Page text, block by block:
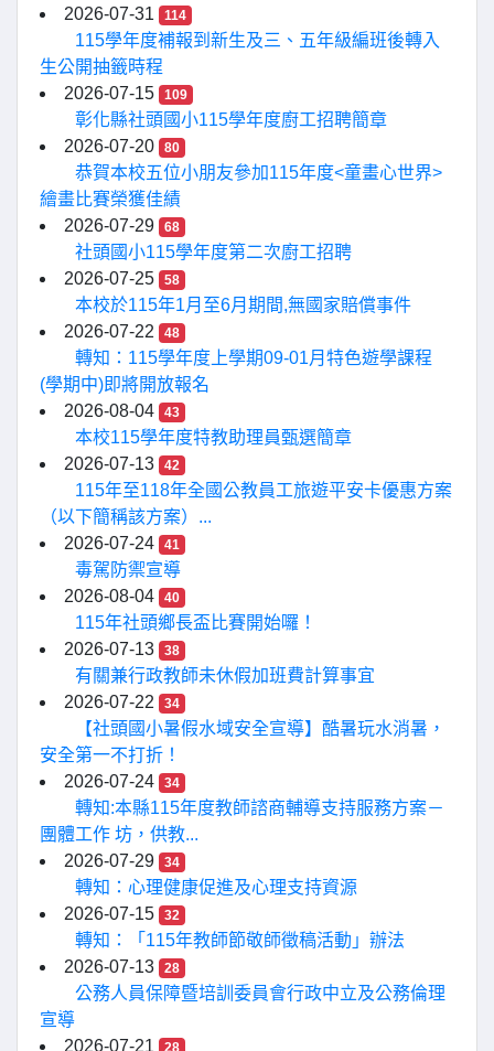
2026-07-31
114
115學年度補報到新生及三、五年級編班後轉入
生公開抽籤時程
2026-07-15
109
彰化縣社頭國小115學年度廚工招聘簡章
2026-07-20
80
恭賀本校五位小朋友參加115年度<童畫心世界>
繪畫比賽榮獲佳績
2026-07-29
68
社頭國小115學年度第二次廚工招聘
2026-07-25
58
本校於115年1月至6月期間,無國家賠償事件
2026-07-22
48
轉知：115學年度上學期09-01月特色遊學課程
(學期中)即將開放報名
2026-08-04
43
本校115學年度特教助理員甄選簡章
2026-07-13
42
115年至118年全國公教員工旅遊平安卡優惠方案
（以下簡稱該方案）...
2026-07-24
41
毒駕防禦宣導
2026-08-04
40
115年社頭鄉長盃比賽開始囉！
2026-07-13
38
有關兼行政教師未休假加班費計算事宜
2026-07-22
34
【社頭國小暑假水域安全宣導】酷暑玩水消暑，
安全第一不打折！
2026-07-24
34
轉知:本縣115年度教師諮商輔導支持服務方案－
團體工作 坊，供教...
2026-07-29
34
轉知：心理健康促進及心理支持資源
2026-07-15
32
轉知：「115年教師節敬師徵稿活動」辦法
2026-07-13
28
公務人員保障暨培訓委員會行政中立及公務倫理
宣導
2026-07-21
28